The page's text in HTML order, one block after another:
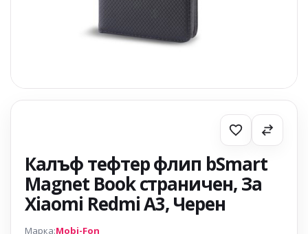
Калъф тефтер флип bSmart
Magnet Book страничен, За
Xiaomi Redmi A3, Черен
Марка:Mobi-Fon